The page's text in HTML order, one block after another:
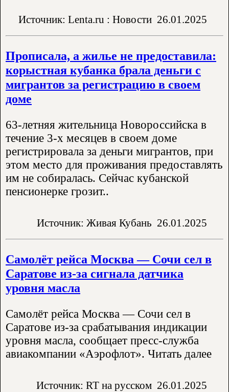
Источник: Lenta.ru : Новости 26.01.2025
Прописала, а жилье не предоставила:
корыстная кубанка брала деньги с
мигрантов за регистрацию в своем
доме
63-летняя жительница Новороссийска в
течение 3-х месяцев в своем доме
регистрировала за деньги мигрантов, при
этом место для проживания предоставлять
им не собиралась. Сейчас кубанской
пенсионерке грозит..
Источник: Живая Кубань 26.01.2025
Самолёт рейса Москва — Сочи сел в
Саратове из-за сигнала датчика
уровня масла
Самолёт рейса Москва — Сочи сел в
Саратове из-за срабатывания индикации
уровня масла, сообщает пресс-служба
авиакомпании «Аэрофлот». Читать далее
Источник: RT на русском 26.01.2025